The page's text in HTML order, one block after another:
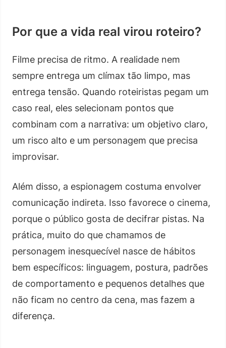
Por que a vida real virou roteiro?
Filme precisa de ritmo. A realidade nem
sempre entrega um clímax tão limpo, mas
entrega tensão. Quando roteiristas pegam um
caso real, eles selecionam pontos que
combinam com a narrativa: um objetivo claro,
um risco alto e um personagem que precisa
improvisar.
Além disso, a espionagem costuma envolver
comunicação indireta. Isso favorece o cinema,
porque o público gosta de decifrar pistas. Na
prática, muito do que chamamos de
personagem inesquecível nasce de hábitos
bem específicos: linguagem, postura, padrões
de comportamento e pequenos detalhes que
não ficam no centro da cena, mas fazem a
diferença.